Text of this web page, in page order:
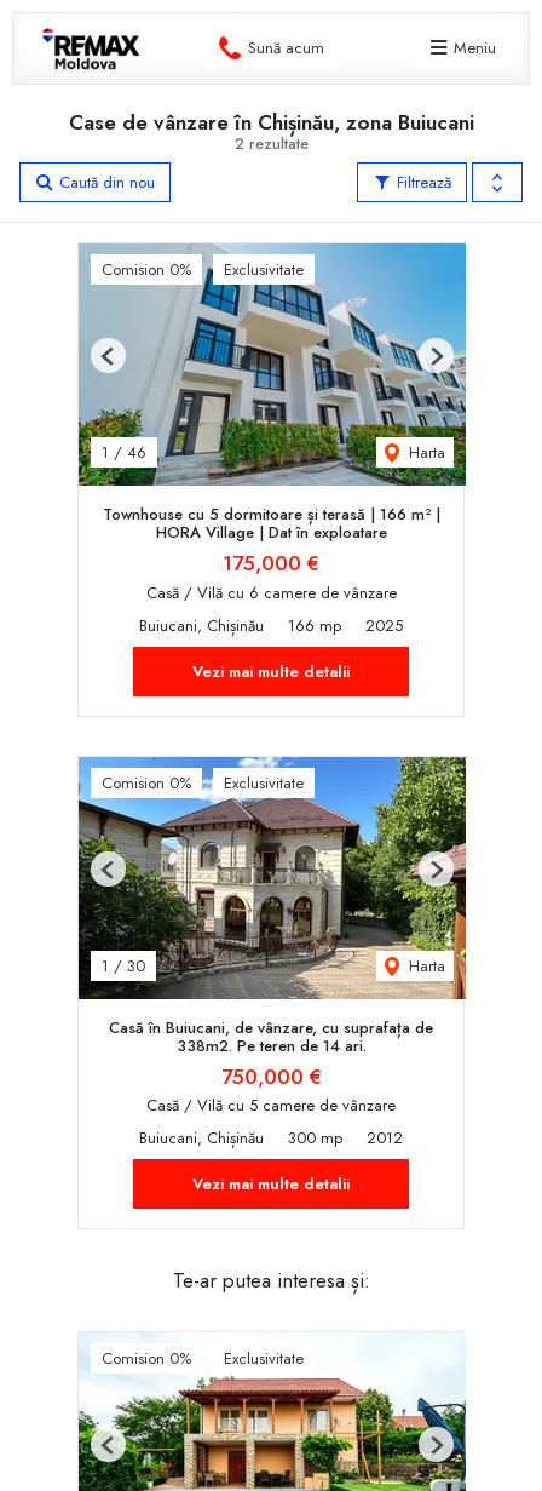
Sună acum Meniu
2 rezultate
Case de vânzare în Chișinău, zona Buiucani
Filtrează
Caută din nou
Comision 0% Exclusivitate
1 / 46 Harta
Previous Next
Townhouse cu 5 dormitoare și terasă | 166 m² |
HORA Village | Dat în exploatare
175,000 €
Casă / Vilă cu 6 camere de vânzare
Buiucani, Chișinău
166 mp
2025
Vezi mai multe detalii
Comision 0% Exclusivitate
1 / 30 Harta
Previous Next
Casă în Buiucani, de vânzare, cu suprafața de
338m2. Pe teren de 14 ari.
750,000 €
Casă / Vilă cu 5 camere de vânzare
Buiucani, Chișinău
300 mp
2012
Vezi mai multe detalii
Te-ar putea interesa și:
Comision 0% Exclusivitate
Previous Next